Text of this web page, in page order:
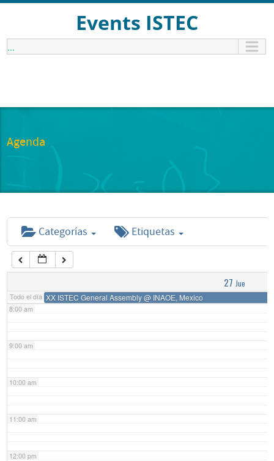
Events ISTEC
...
Agenda
Categorías Etiquetas
27 Jue
Todo el día XX ISTEC General Assembly@ INAOE, Mexico
1:00 am
6:00 am
7:00 am
8:00 am
9:00 am
10:00 am
11:00 am
12:00 pm